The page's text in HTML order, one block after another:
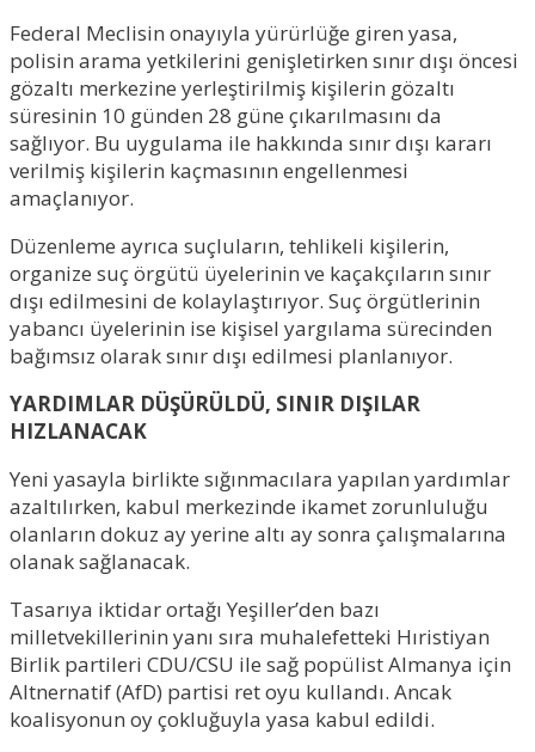
Federal Meclisin onayıyla yürürlüğe giren yasa,
polisin arama yetkilerini genişletirken sınır dışı öncesi
gözaltı merkezine yerleştirilmiş kişilerin gözaltı
süresinin 10 günden 28 güne çıkarılmasını da
sağlıyor. Bu uygulama ile hakkında sınır dışı kararı
verilmiş kişilerin kaçmasının engellenmesi
amaçlanıyor.
Düzenleme ayrıca suçluların, tehlikeli kişilerin,
organize suç örgütü üyelerinin ve kaçakçıların sınır
dışı edilmesini de kolaylaştırıyor. Suç örgütlerinin
yabancı üyelerinin ise kişisel yargılama sürecinden
bağımsız olarak sınır dışı edilmesi planlanıyor.
YARDIMLAR DÜŞÜRÜLDÜ, SINIR DIŞILAR
HIZLANACAK
Yeni yasayla birlikte sığınmacılara yapılan yardımlar
azaltılırken, kabul merkezinde ikamet zorunluluğu
olanların dokuz ay yerine altı ay sonra çalışmalarına
olanak sağlanacak.
Tasarıya iktidar ortağı Yeşiller’den bazı
milletvekillerinin yanı sıra muhalefetteki Hıristiyan
Birlik partileri CDU/CSU ile sağ popülist Almanya için
Altnernatif (AfD) partisi ret oyu kullandı. Ancak
koalisyonun oy çokluğuyla yasa kabul edildi.